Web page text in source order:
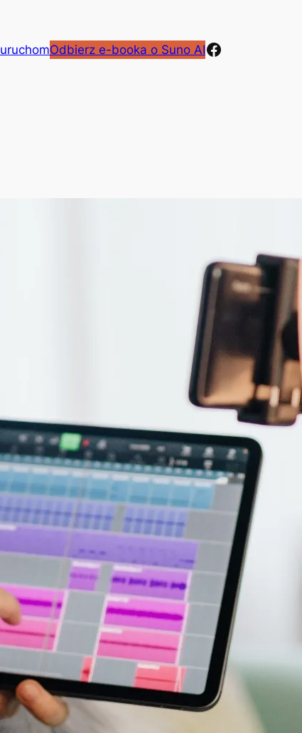
Odbierz e-booka o Suno AIFacebook